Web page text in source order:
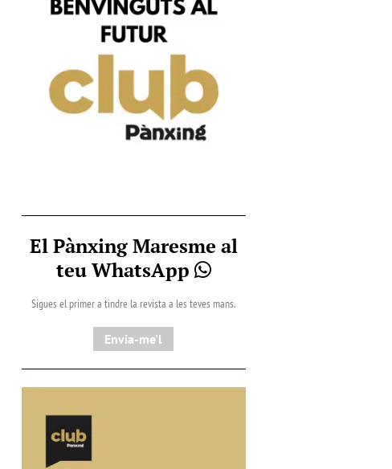
El Pànxing Maresme al
teu WhatsApp
Sigues el primer a tindre la revista a les teves mans.
Envia-me'l